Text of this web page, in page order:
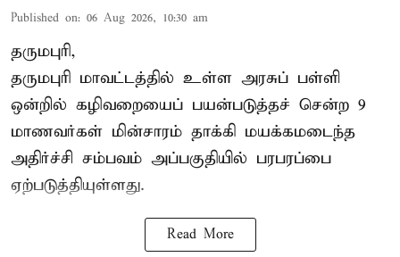
Published on: 06 Aug 2026, 10:30 am
தருமபுரி,
தருமபுரி மாவட்டத்தில் உள்ள அரசுப் பள்ளி
ஒன்றில் கழிவறையைப் பயன்படுத்தச் சென்ற 9
மாணவர்கள் மின்சாரம் தாக்கி மயக்கமடைந்த
அதிர்ச்சி சம்பவம் அப்பகுதியில் பரபரப்பை
ஏற்படுத்தியுள்ளது.
Read More